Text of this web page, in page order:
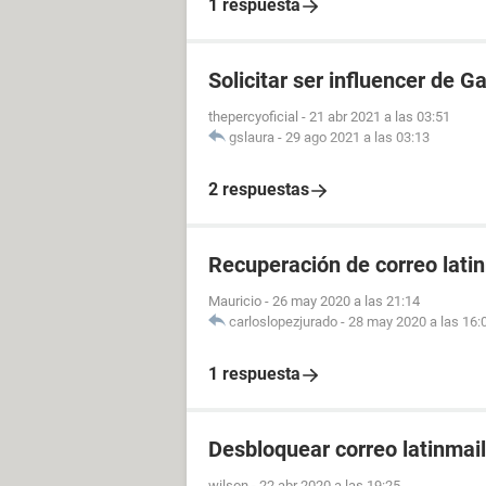
1 respuesta
Solicitar ser influencer de
thepercyoficial - 21 abr 2021 a las 03:51
gslaura - 29 ago 2021 a las 03:13
2 respuestas
Recuperación de correo
Mauricio - 26 may 2020 a las 21:14
carloslopezjurado - 28 may 2020 a las
1 respuesta
Desbloquear correo latinmail